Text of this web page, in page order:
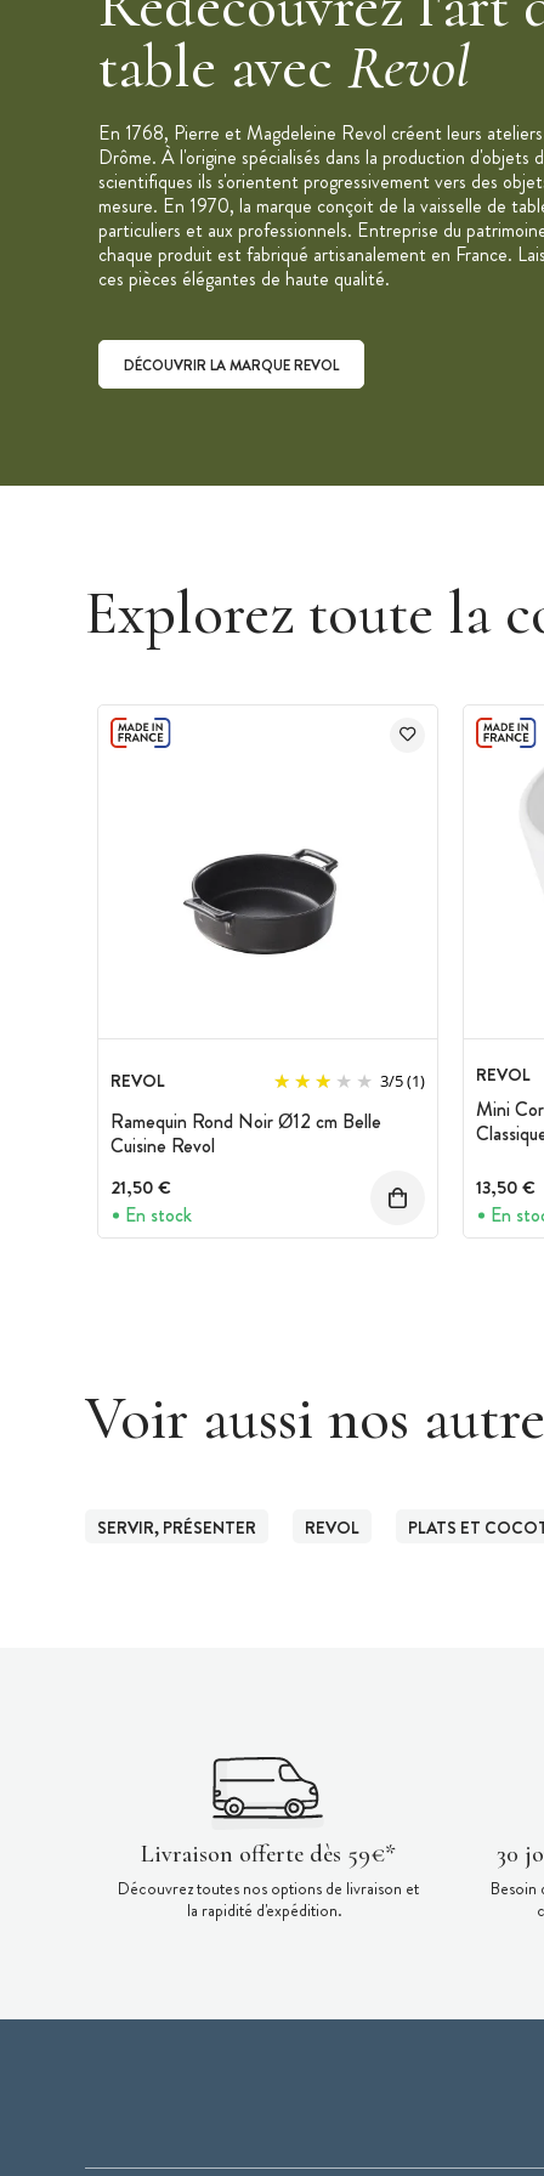
Contenance : 29 cl
Hauteur : 5 cm
Diamètre : 12 cm (Dimensions données
Matériau : Porcelaine non poreuse
et ne présente aucun risque de
Émail lisse
Couleur : Blanc
Fabriqué en France
Résiste aux chocs thermiques : -17°C
Nettoyage facile au lave-vaisselle
Ramequin vendu à l'unité
table avec Revol
En 1768, Pierre et Magdeleine Revol créent leurs
Drôme. À l'origine spécialisés dans la production d'objets
scientifiques ils s'orientent progressivement vers des
mesure. En 1970, la marque conçoit de la vaisselle de
particuliers et aux professionnels. Entreprise du
chaque produit est fabriqué artisanalement en France.
ces pièces élégantes de haute qualité.
DÉCOUVRIR LA MARQUE REVOL
Explorez toute la
REVOL 3/5(1)
Ramequin Rond Noir Ø12 cm Belle
Cuisine Revol
21,50 €
En stock
REVOL
Mini
13,50 €
En
Voir aussi nos
SERVIR, PRÉSENTER REVOL PLATS ET
Livraison offerte dès 59€*
Découvrez toutes nos options de livraison et
la rapidité d'expédition.
30
Besoin